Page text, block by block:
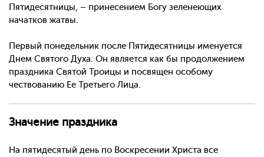
Пятидесятницы, – принесением Богу зеленеющих
начатков жатвы.
Первый понедельник после Пятидесятницы именуется
Днем Святого Духа. Он является как бы продолжением
праздника Святой Троицы и посвящен особому
чествованию Ее Третьего Лица.
Значение праздника
На пятидесятый день по Воскресении Христа все